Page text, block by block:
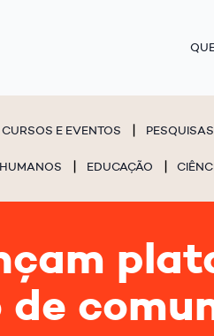
CURSOS E EVENTOS
EDUCAÇÃO